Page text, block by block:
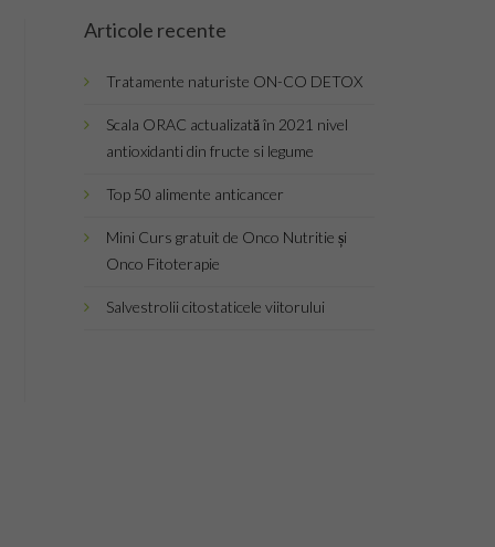
Articole recente
Tratamente naturiste ON-CO DETOX
Scala ORAC actualizată în 2021 nivel
antioxidanti din fructe si legume
Top 50 alimente anticancer
Mini Curs gratuit de Onco Nutritie și
Onco Fitoterapie
Salvestrolii citostaticele viitorului